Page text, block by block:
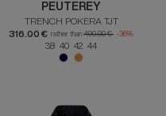
PEUTEREY
TRENCH POKERA TJT
316.00 € rather than 490.00 € -36%
38 40 42 44